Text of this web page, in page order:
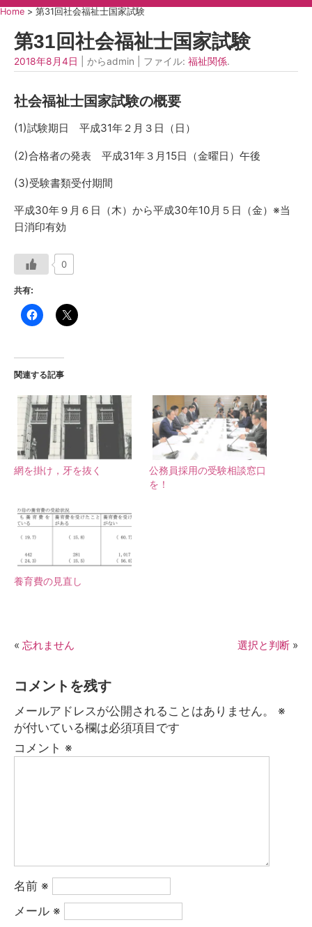
Home > 第31回社会福祉士国家試験
第31回社会福祉士国家試験
2018年8月4日 | からadmin | ファイル: 福祉関係.
社会福祉士国家試験の概要
(1)試験期日 平成31年２月３日（日）
(2)合格者の発表 平成31年３月15日（金曜日）午後
(3)受験書類受付期間
平成30年９月６日（木）から平成30年10月５日（金）※当
日消印有効
0
共有:
関連する記事
網を掛け，牙を抜く
公務員採用の受験相談窓口
を！
養育費の見直し
« 忘れません 選択と判断 »
コメントを残す
メールアドレスが公開されることはありません。
※
が付いている欄は必須項目です
コメント ※
名前 ※
メール ※